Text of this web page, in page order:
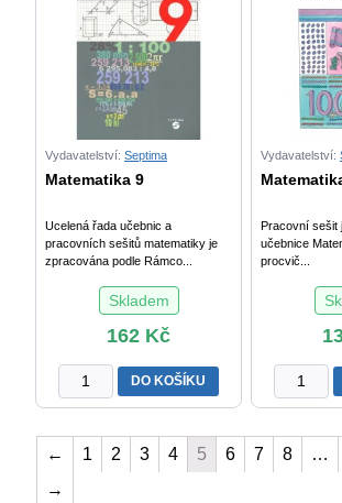
množství
Vydavatelství: Septima
Matematika 9
Ucelená řada učebnic a
pracovních sešitů matematiky je
zpracována podle Rámco...
Skladem
162 Kč
Matematika
9
DO KOŠÍKU
Vydavatelství:
Pracovní sešit
učebnice
procvič...
II
PS
← 1 2 3 4 5 6 7 8 …
→